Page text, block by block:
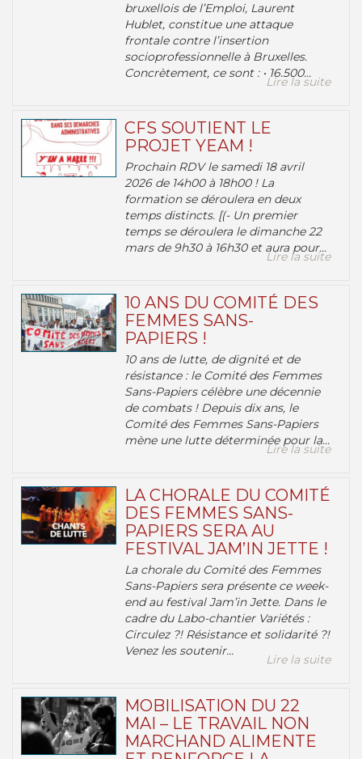
bruxellois de l’Emploi, Laurent
Hublet, constitue une attaque
frontale contre l’insertion
socioprofessionnelle à Bruxelles.
Concrètement, ce sont : • 16.500...
Lire la suite
CFS SOUTIENT LE
PROJET YEAM !
Prochain RDV le samedi 18 avril
2026 de 14h00 à 18h00 ! La
formation se déroulera en deux
temps distincts. [(- Un premier
temps se déroulera le dimanche 22
mars de 9h30 à 16h30 et aura pour...
Lire la suite
10 ANS DU COMITÉ DES
FEMMES SANS-
PAPIERS !
10 ans de lutte, de dignité et de
résistance : le Comité des Femmes
Sans-Papiers célèbre une décennie
de combats ! Depuis dix ans, le
Comité des Femmes Sans-Papiers
mène une lutte déterminée pour la...
Lire la suite
LA CHORALE DU COMITÉ
DES FEMMES SANS-
PAPIERS SERA AU
FESTIVAL JAM’IN JETTE !
La chorale du Comité des Femmes
Sans-Papiers sera présente ce week-
end au festival Jam’in Jette. Dans le
cadre du Labo-chantier Variétés :
Circulez ?! Résistance et solidarité ?!
Venez les soutenir...
Lire la suite
MOBILISATION DU 22
MAI – LE TRAVAIL NON
MARCHAND ALIMENTE